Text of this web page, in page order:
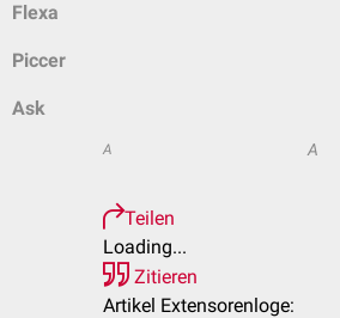
Flexa
Piccer
Ask
A A
Teilen
Loading...
Zitieren
Artikel Extensorenloge: